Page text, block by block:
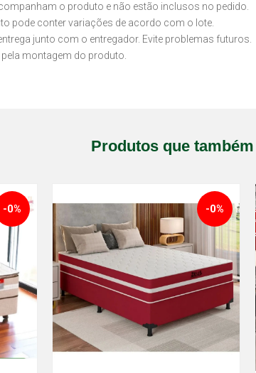
o produto e não estão inclusos no pedido.
pode conter variações de acordo com o lote.
junto com o entregador. Evite problemas futuros.
montagem do produto.
Produtos que
-0% -0%